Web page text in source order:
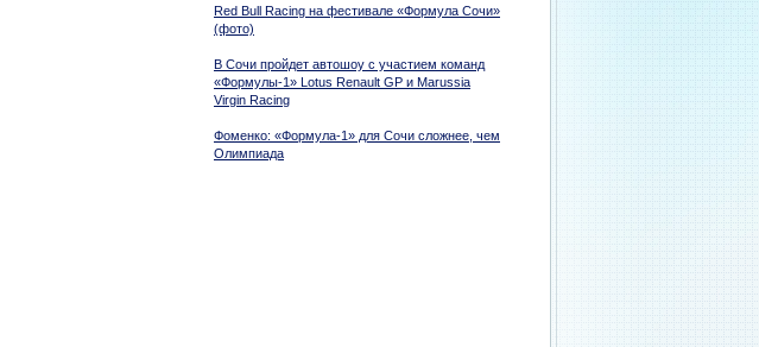
Red Bull Racing на фестивале «Формула Сочи»
(фото)
В Сочи пройдет автошоу с участием команд
«Формулы-1» Lotus Renault GP и Marussia
Virgin Racing
Фоменко: «Формула-1» для Сочи сложнее, чем
Олимпиада